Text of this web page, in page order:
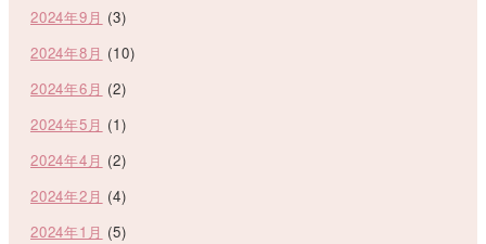
2024年9月 (3)
2024年8月 (10)
2024年6月 (2)
2024年5月 (1)
2024年4月 (2)
2024年2月 (4)
2024年1月 (5)